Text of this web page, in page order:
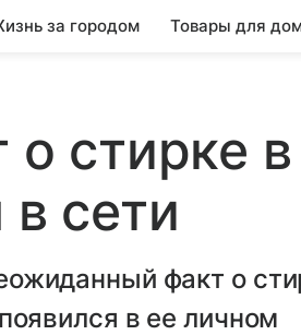
за городом Товары для
стирке в
сети
факт о
в ее личном